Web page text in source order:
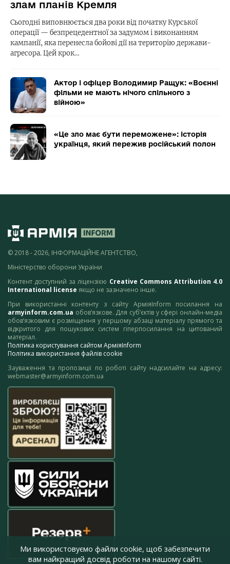
злам планів Кремля
Сьогодні виповнюється два роки від початку Курської
операції — безпрецедентної за задумом і виконанням
кампанії, яка перенесла бойові дії на територію держави-
агресора. Цей крок…
Актор і офіцер Володимир Ращук: «Воєнні
фільми не мають нічого спільного з
війною»
«Це зло має бути переможене»: історія
українця, який пережив російський полон
© 2018 - 2026, ІНФОРМАЦІЙНЕ АГЕНТСТВО,
Міністерство оборони України
Контент доступний за ліцензією Creative Commons Attribution 4.0
International license якщо не зазначено інше.
При використанні контенту з сайту АрміяInform посилання на
armyinform.com.ua обов’язкове. Для суб’єктів у сфері онлайн-медіа
обов’язковим є розміщення у першому абзаці матеріалу прямого та
відкритого для пошукових систем гіперпосилання на цитований
матеріал.
Політика користування сайтом АрміяInform
Політика використання файлів cookie
Зауваження та пропозиції по роботі сайту надсилайте на адресу:
webmaster@armyinform.com.ua
Ми використовуємо файли cookie, щоб забезпечити
вам найкращий досвід роботи на нашому сайті.